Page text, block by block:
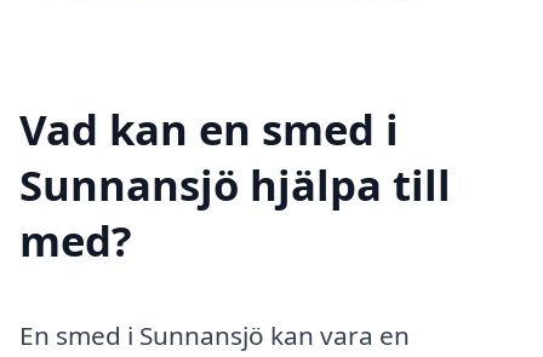
Vad kan en smed i
Sunnansjö hjälpa till
med?
En smed i Sunnansjö kan vara en